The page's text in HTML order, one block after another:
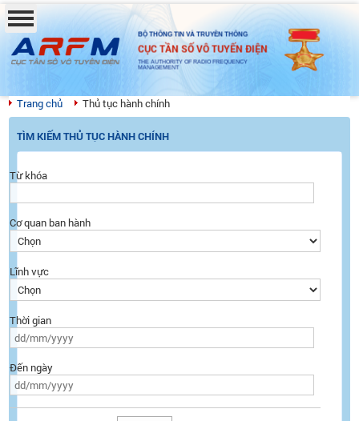
BỘ THÔNG TIN VÀ TRUYỀN THÔNG
CỤC TẦN SỐ VÔ TUYẾN ĐIỆN
THE AUTHORITY OF RADIO FREQUENCY
MANAGEMENT
Trang chủ Thủ tục hành chính
TÌM KIẾM THỦ TỤC HÀNH CHÍNH
Từ khóa
Cơ quan ban hành
Lĩnh vực
Thời gian
Đến ngày